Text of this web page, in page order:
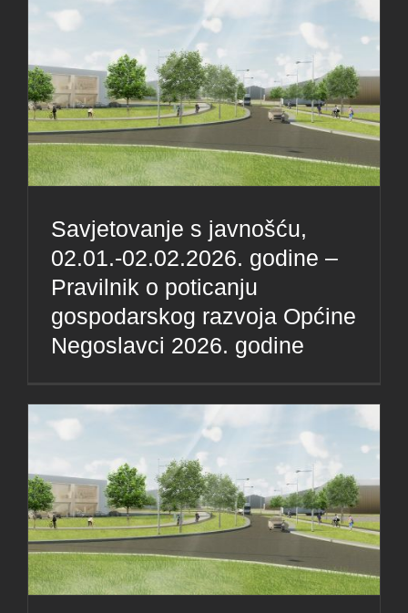
Savjetovanje s javnošću,
02.01.-02.02.2026. godine –
Pravilnik o poticanju
gospodarskog razvoja Općine
Negoslavci 2026. godine